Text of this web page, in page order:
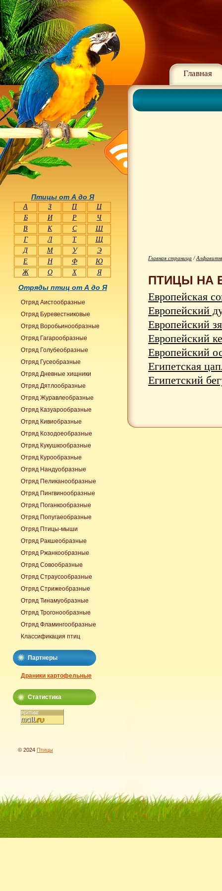
Главная
Главная страница /
ПТИЦЫ НА
Европейская
Европейский
Европейский
Европейский
Европейский
Египетская
Египетский
Птицы от А до Я
А З П
Ц
Б
И Р
Ч
В
К С
Ш
Г
Л Т
Щ
Д
М У
Э
Е
Н Ф
Ю
Ж
О Х Я
Отряды птиц от А до Я
Отряд Аистообразные
Отряд Буревестниковые
Отряд Воробьинообразные
Отряд Гагарообразные
Отряд Голубеобразные
Отряд Гусеобразные
Отряд Дневные хищники
Отряд Дятлообразные
Отряд Журавлеобразные
Отряд Казуарообразные
Отряд Кивиобразные
Отряд Козодоеобразные
Отряд Кукушкообразные
Отряд Курообразные
Отряд Нандуобразные
Отряд Пеликанообразные
Отряд Пингвинообразные
Отряд Поганкообразные
Отряд Попугаеобразные
Отряд Птицы-мыши
Отряд Ракшеобразные
Отряд Ржанкообразные
Отряд Совообразные
Отряд Страусообразные
Отряд Стрижеобразные
Отряд Тинамуобразные
Отряд Трогонообразные
Отряд Фламингообразные
Классификация птиц
Партнеры
Драники картофельные
Статистика
© 2024 Птицы